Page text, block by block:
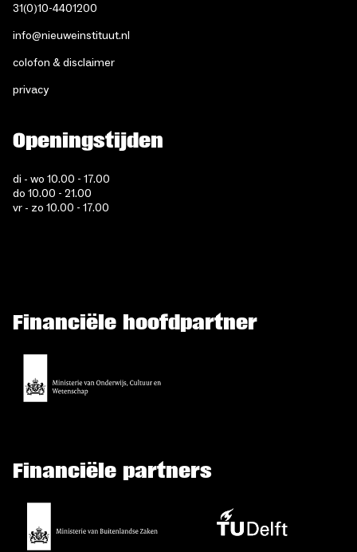
31(0)10-4401200
info@nieuweinstituut.nl
colofon & disclaimer
privacy
Openingstijden
di - wo 10.00 - 17.00
do 10.00 - 21.00
vr - zo 10.00 - 17.00
Financiële hoofdpartner
Financiële partners